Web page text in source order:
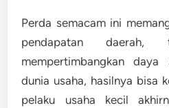
Perda semacam ini
pendapatan
mempertimbangkan
dunia usaha, hasilnya bisa
pelaku usaha kecil